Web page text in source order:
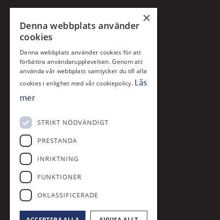
Klubben grundades 1968 på initiativ
Ericsson och den invaldes som
nummer 109 i SGF år 1969. Banan
×
Denna webbplats använder
cookies
Denna webbplats använder cookies för att
förbättra användarupplevelsen. Genom att
använda vår webbplats samtycker du till alla
cookies i enlighet med vår cookiepolicy. Läs
mer
STRIKT NÖDVÄNDIGT
PRESTANDA
INRIKTNING
FUNKTIONER
OKLASSIFICERADE